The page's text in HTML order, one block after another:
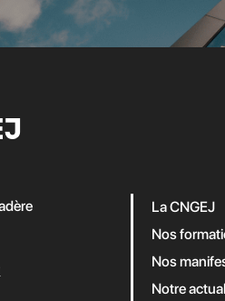
La CNGEJ
Nos
Nos
Notre